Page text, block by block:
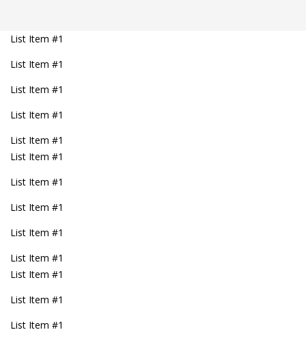
List Item #1
List Item #1
List Item #1
List Item #1
List Item #1
List Item #1
List Item #1
List Item #1
List Item #1
List Item #1
List Item #1
List Item #1
List Item #1